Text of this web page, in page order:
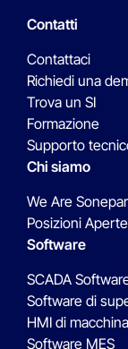
Contatti
Contattaci
Richiedi una
Trova un SI
Formazione
Supporto
Chi siamo
We Are Sonepar
Posizioni Aperte
Software
SCADA
Software di
HMI di macchina
Software MES